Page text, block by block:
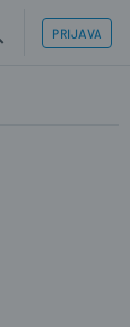
PRIJAVA